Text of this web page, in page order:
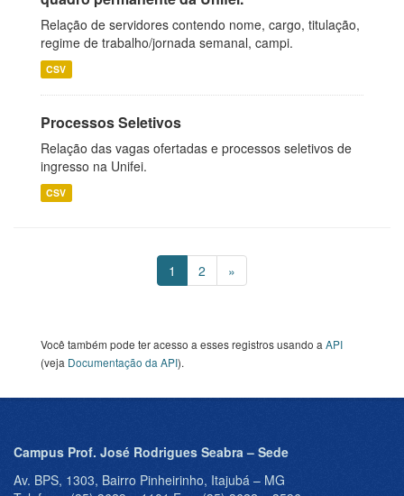
Relação de servidores contendo nome, cargo, titulação,
regime de trabalho/jornada semanal, campi.
CSV
Processos Seletivos
Relação das vagas ofertadas e processos seletivos de
ingresso na Unifei.
CSV
1 2 »
Você também pode ter acesso a esses registros usando a API
(veja Documentação da API).
Campus Prof. José Rodrigues Seabra – Sede
Av. BPS, 1303, Bairro Pinheirinho, Itajubá – MG